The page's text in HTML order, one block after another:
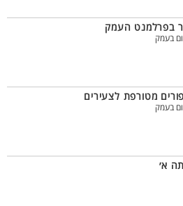
בפרלמנט העמק
בעמק
מטורפת לצעירים
בעמק
א׳